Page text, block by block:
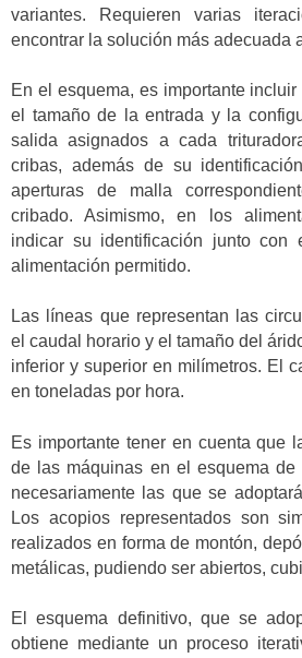
variantes. Requieren varias
encontrar la solución más adecuada
En el esquema, es importante
el tamaño de la entrada y la
salida asignados a cada
cribas, además de su
aperturas de malla
cribado. Asimismo, en los
indicar su identificación junto con
alimentación permitido.
Las líneas que representan las
el caudal horario y el tamaño del
inferior y superior en milímetros. El
en toneladas por hora.
Es importante tener en cuenta que
de las máquinas en el esquema de
necesariamente las que se
Los acopios representados son
realizados en forma de montón,
metálicas, pudiendo ser abiertos,
El esquema definitivo, que se
obtiene mediante un proceso